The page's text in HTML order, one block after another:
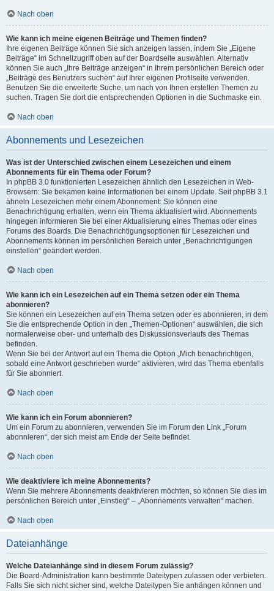
Nach oben
Wie kann ich meine eigenen Beiträge und Themen finden?
Ihre eigenen Beiträge können Sie sich anzeigen lassen, indem Sie „Eigene
Beiträge“ im Schnellzugriff oben auf der Boardseite auswählen. Alternativ
können Sie auch „Ihre Beiträge anzeigen“ in Ihrem persönlichen Bereich oder
„Beiträge des Benutzers suchen“ auf Ihrer eigenen Profilseite verwenden.
Benutzen Sie die erweiterte Suche, um nach von Ihnen erstellen Themen zu
suchen. Tragen Sie dort die entsprechenden Optionen in die Suchmaske ein.
Nach oben
Abonnements und Lesezeichen
Was ist der Unterschied zwischen einem Lesezeichen und einem
Abonnements für ein Thema oder Forum?
In phpBB 3.0 funktionierten Lesezeichen ähnlich den Lesezeichen in Web-
Browsern: Sie bekamen keine Informationen bei einem Update. Seit phpBB 3.1
ähneln Lesezeichen mehr einem Abonnement: Sie können eine
Benachrichtigung erhalten, wenn ein Thema aktualisiert wird. Abonnements
hingegen informieren Sie bei einer Aktualisierung eines Themas oder eines
Forums des Boards. Die Benachrichtigungsoptionen für Lesezeichen und
Abonnements können im persönlichen Bereich unter „Benachrichtigungen
einstellen“ geändert werden.
Nach oben
Wie kann ich ein Lesezeichen auf ein Thema setzen oder ein Thema
abonnieren?
Sie können ein Lesezeichen auf ein Thema setzen oder es abonnieren, in dem
Sie die entsprechende Option in den „Themen-Optionen“ auswählen, die sich
normalerweise ober- und unterhalb des Diskussionsverlaufs des Themas
befinden.
Wenn Sie bei der Antwort auf ein Thema die Option „Mich benachrichtigen,
sobald eine Antwort geschrieben wurde“ aktivieren, wird das Thema ebenfalls
für Sie abonniert.
Nach oben
Wie kann ich ein Forum abonnieren?
Um ein Forum zu abonnieren, verwenden Sie im Forum den Link „Forum
abonnieren“, der sich meist am Ende der Seite befindet.
Nach oben
Wie deaktiviere ich meine Abonnements?
Wenn Sie mehrere Abonnements deaktivieren möchten, so können Sie dies im
persönlichen Bereich unter „Einstieg“ – „Abonnements verwalten“ machen.
Nach oben
Dateianhänge
Welche Dateianhänge sind in diesem Forum zulässig?
Die Board-Administration kann bestimmte Dateitypen zulassen oder verbieten.
Falls Sie sich nicht sicher sind, welche Dateitypen Sie anhängen können und